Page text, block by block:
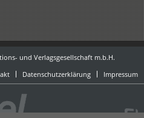
und Verlagsgesellschaft m.b.H.
Datenschutzerklärung Impressum
powered by danubius